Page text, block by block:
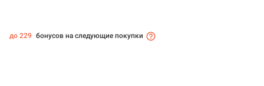
до 229 бонусов на следующие покупки